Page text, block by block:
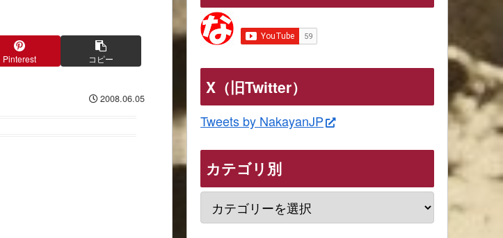
Pinterest コピー
2008.06.05
X（旧Twitter）
Tweets by NakayanJP
カテゴリ別